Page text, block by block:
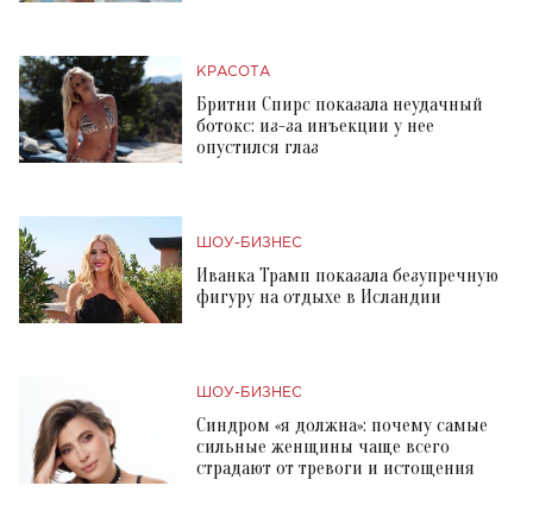
КРАСОТА
Бритни Спирс показала неудачный
ботокс: из-за инъекции у нее
опустился глаз
ШОУ-БИЗНЕС
Иванка Трамп показала безупречную
фигуру на отдыхе в Исландии
ШОУ-БИЗНЕС
Синдром «я должна»: почему самые
сильные женщины чаще всего
страдают от тревоги и истощения